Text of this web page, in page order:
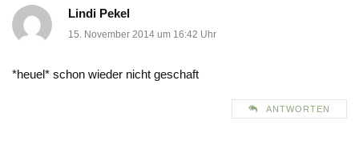
Lindi Pekel
15. November 2014 um 16:42 Uhr
*heuel* schon wieder nicht geschaft
ANTWORTEN